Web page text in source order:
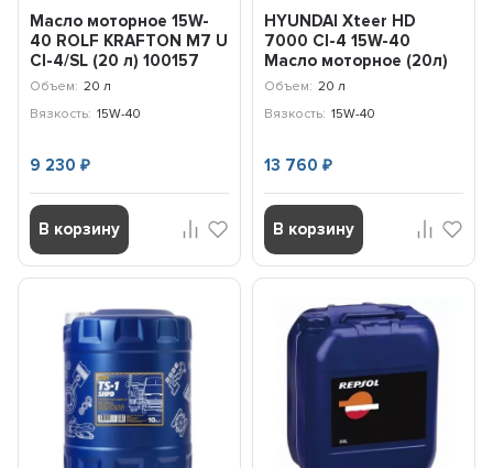
Масло моторное 15W-
40 ROLF KRAFTON M7 U
CI-4/SL (20 л) 100157
Объем: 20 л
Вязкость: 15W-40
9 230₽
В корзину
HYUNDAI Xteer HD
7000 CI-4 15W-40
Масло моторное (20л)
1121003
Объем: 20 л
Вязкость: 15W-40
13 760 ₽
В корзину